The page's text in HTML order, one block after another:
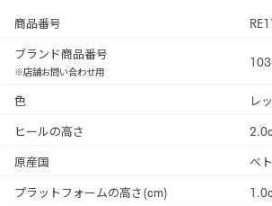
商品番号
ブランド商品番号
※店舗お問い合わせ用
色
レ
ヒールの高さ
原産国
ベ
プラットフォームの高さ(cm)